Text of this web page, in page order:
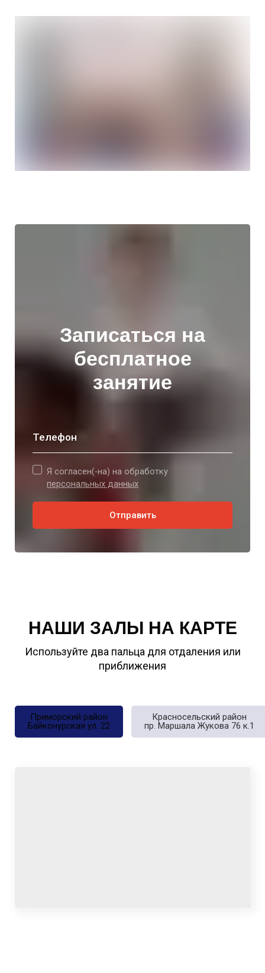
Записаться на
бесплатное
занятие
Телефон
Отправить
Я согласен(-на) на обработку
персональных данных
НАШИ ЗАЛЫ НА КАРТЕ
Используйте два пальца для отдаления или
приближения
Приморский район
Байконурская ул. 22
Красносельский район
пр. Маршала Жукова 76 к.1